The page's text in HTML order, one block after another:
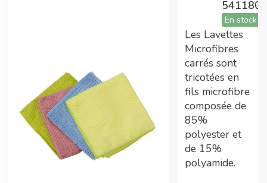
Tarifs préférentiels
Adhérent Econeto, vous avez participé au
financement de cette centrale vous permettant
maintenant de bénéficier de prix avantageux.
Double gains
541180
En stock
Les Lavettes
Microfibres
carrés sont
tricotées en
fils microfibre
composée de
85%
polyester et
de 15%
polyamide.